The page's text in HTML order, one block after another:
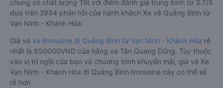
chung có chất lượng Tốt với điểm đánh giá trung bình từ 3.7/5
dựa trên 2994 phản hồi của hành khách Xe về Quảng Bình từ
Vạn Ninh - Khánh Hòa.
Giá vé xe limousine đi Quảng Bình từ Vạn Ninh - Khánh Hòa rẻ
nhất là 650000VND của hãng xe Tân Quang Dũng. Tùy thuộc
vào vị trí ngồi của bạn và chương trình khuyến mãi, giá vé Xe
Vạn Ninh - Khánh Hòa đi Quảng Bình limousine này có thể sẽ
rẻ hơn